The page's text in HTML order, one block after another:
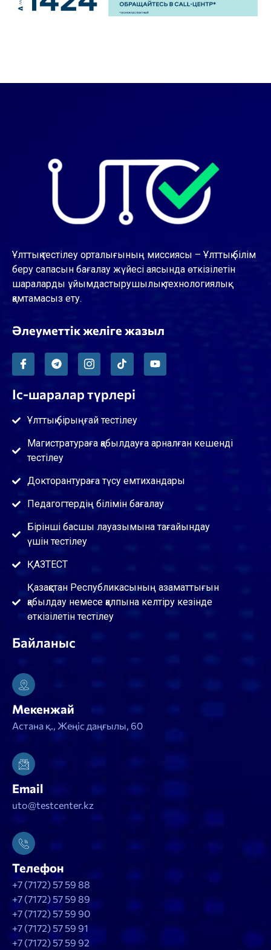
Ұлттық тестілеу орталығының миссиясы – Ұлттық білім
беру сапасын бағалау жүйесі аясында өткізілетін
шараларды ұйымдастырушылық-технологиялық
қамтамасыз ету.
Әлеуметтік желіге жазыл
Іс-шаралар түрлері
Ұлттық бірыңғай тестілеу
Магистратураға қабылдауға арналған кешенді
тестілеу
Докторантураға түсу емтихандары
Педагогтердің білімін бағалау
Бірінші басшы лауазымына тағайындау
үшін тестілеу
ҚАЗТЕСТ
Қазақстан Республикасының азаматтығын
қабылдау немесе қалпына келтіру кезінде
өткізілетін тестілеу
Байланыс
Мекенжай
Астана қ., Жеңіс даңғылы, 60
Email
uto@testcenter.kz
Телефон
+7 (7172) 57 59 88
+7 (7172) 57 59 89
+7 (7172) 57 59 90
+7 (7172) 57 59 91
+7 (7172) 57 59 92